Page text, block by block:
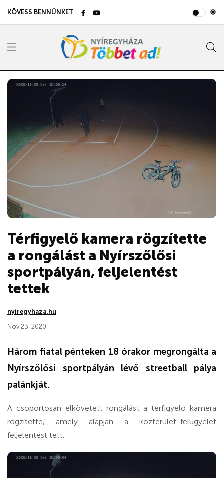
KÖVESS BENNÜNKET
Térfigyelő kamera rögzítette
a rongálást a Nyírszőlősi
sportpályán, feljelentést
tettek
nyiregyhaza.hu
Nov 23, 2020
Három fiatal pénteken 18 órakor megrongálta a
Nyírszőlősi sportpályán lévő streetball pálya
palánkját.
A csoportosan elkövetett rongálást a térfigyelő kamera
rögzítette, amely alapján a közterület-felügyelet
feljelentést tett.